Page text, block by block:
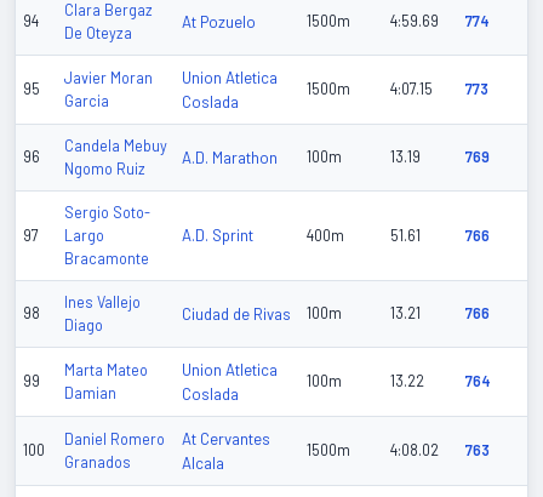
94
Clara Bergaz
De Oteyza
At Pozuelo 1500m 4:59.69 774
95
Javier Moran
Garcia
Union Atletica
Coslada
1500m 4:07.15 773
96
Candela Mebuy
Ngomo Ruiz
A.D. Marathon 100m 13.19 769
97
Sergio Soto-
Largo
Bracamonte
A.D. Sprint 400m 51.61 766
98
Ines Vallejo
Diago
Ciudad de Rivas 100m 13.21 766
99
Marta Mateo
Damian
Union Atletica
Coslada
100m 13.22 764
100
Daniel Romero
Granados
At Cervantes
Alcala
1500m 4:08.02 763